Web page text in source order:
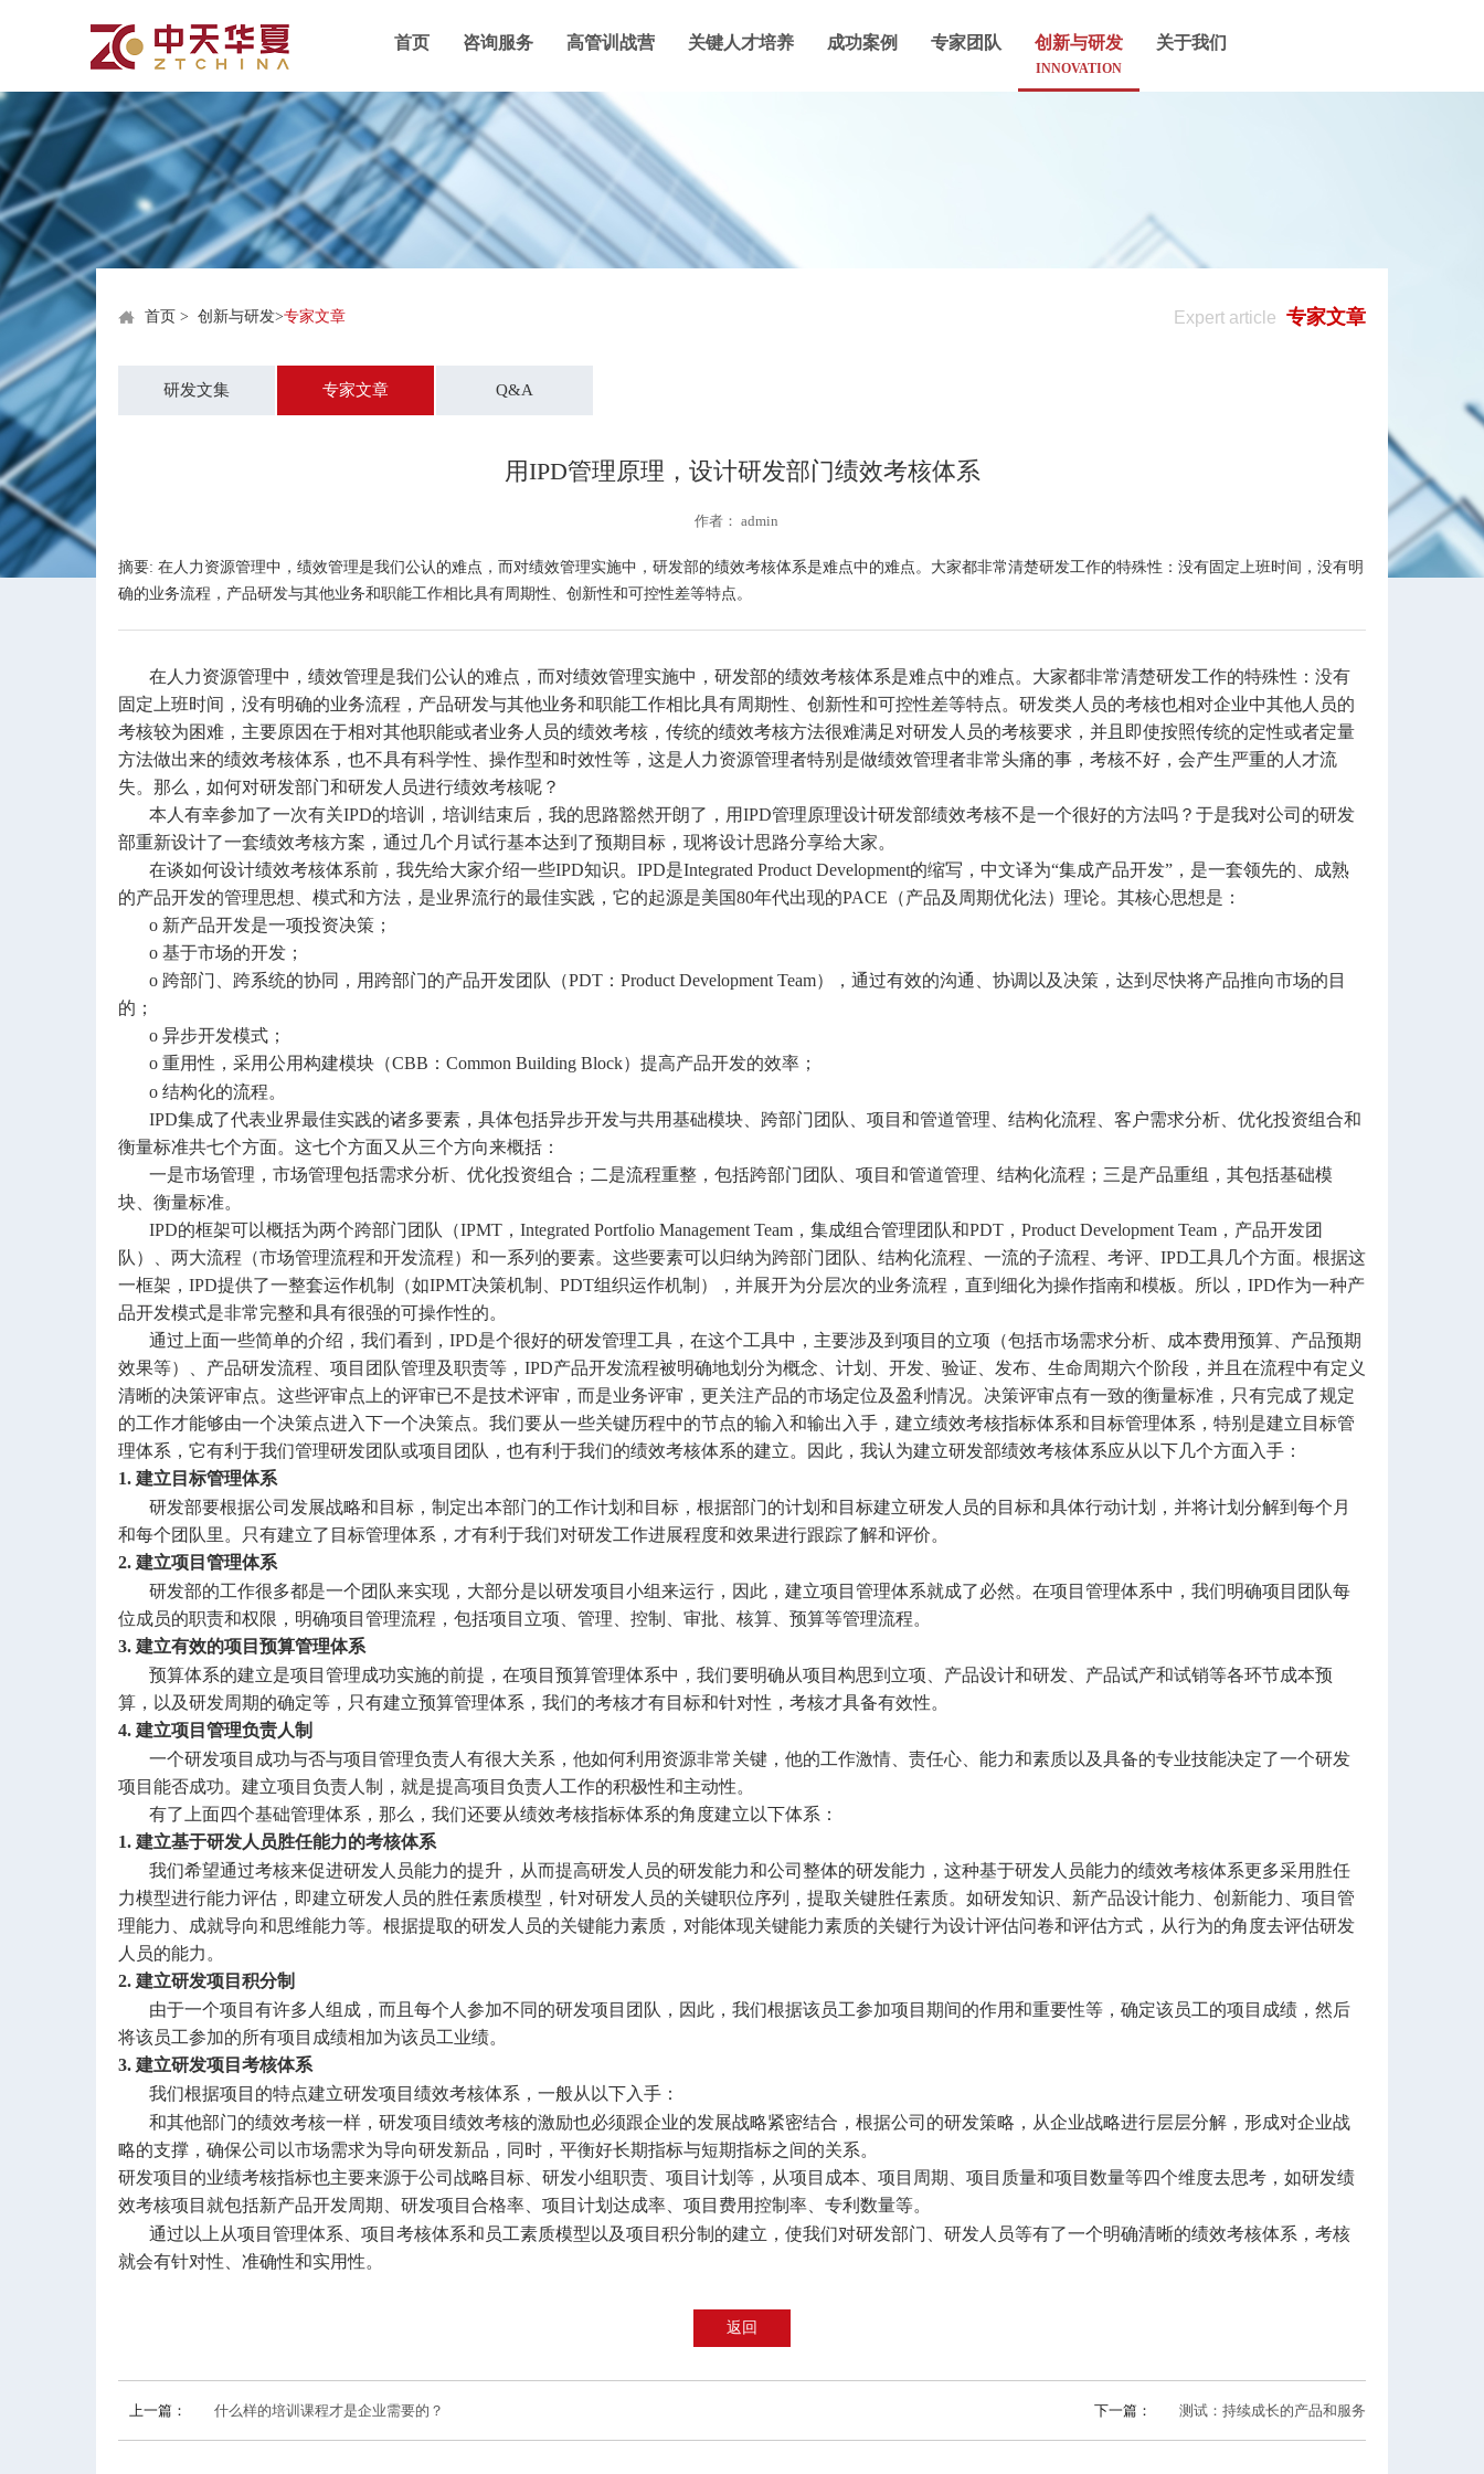
首页 咨询服务 高管训战营 关键人才培养 成功案例 专家团队 创新与研发
INNOVATION
关于我们
首页 > 创新与研发>专家文章 Expert article 专家文章
研发文集 专家文章 Q&A
用IPD管理原理，设计研发部门绩效考核体系
作者： admin
摘要: 在人力资源管理中，绩效管理是我们公认的难点，而对绩效管理实施中，研发部的绩效考核体系是难点中的难点。大家都非常清楚研发工作的特殊性：没有固定上班时间，没有明
确的业务流程，产品研发与其他业务和职能工作相比具有周期性、创新性和可控性差等特点。
在人力资源管理中，绩效管理是我们公认的难点，而对绩效管理实施中，研发部的绩效考核体系是难点中的难点。大家都非常清楚研发工作的特殊性：没有
固定上班时间，没有明确的业务流程，产品研发与其他业务和职能工作相比具有周期性、创新性和可控性差等特点。研发类人员的考核也相对企业中其他人员的
考核较为困难，主要原因在于相对其他职能或者业务人员的绩效考核，传统的绩效考核方法很难满足对研发人员的考核要求，并且即使按照传统的定性或者定量
方法做出来的绩效考核体系，也不具有科学性、操作型和时效性等，这是人力资源管理者特别是做绩效管理者非常头痛的事，考核不好，会产生严重的人才流
失。那么，如何对研发部门和研发人员进行绩效考核呢？
本人有幸参加了一次有关IPD的培训，培训结束后，我的思路豁然开朗了，用IPD管理原理设计研发部绩效考核不是一个很好的方法吗？于是我对公司的研发
部重新设计了一套绩效考核方案，通过几个月试行基本达到了预期目标，现将设计思路分享给大家。
在谈如何设计绩效考核体系前，我先给大家介绍一些IPD知识。IPD是Integrated Product Development的缩写，中文译为“集成产品开发”，是一套领先的、成熟
的产品开发的管理思想、模式和方法，是业界流行的最佳实践，它的起源是美国80年代出现的PACE（产品及周期优化法）理论。其核心思想是：
o 新产品开发是一项投资决策；
o 基于市场的开发；
o 跨部门、跨系统的协同，用跨部门的产品开发团队（PDT：Product Development Team），通过有效的沟通、协调以及决策，达到尽快将产品推向市场的目
的；
o 异步开发模式；
o 重用性，采用公用构建模块（CBB：Common Building Block）提高产品开发的效率；
o 结构化的流程。
IPD集成了代表业界最佳实践的诸多要素，具体包括异步开发与共用基础模块、跨部门团队、项目和管道管理、结构化流程、客户需求分析、优化投资组合和
衡量标准共七个方面。这七个方面又从三个方向来概括：
一是市场管理，市场管理包括需求分析、优化投资组合；二是流程重整，包括跨部门团队、项目和管道管理、结构化流程；三是产品重组，其包括基础模
块、衡量标准。
IPD的框架可以概括为两个跨部门团队（IPMT，Integrated Portfolio Management Team，集成组合管理团队和PDT，Product Development Team，产品开发团
队）、两大流程（市场管理流程和开发流程）和一系列的要素。这些要素可以归纳为跨部门团队、结构化流程、一流的子流程、考评、IPD工具几个方面。根据这
一框架，IPD提供了一整套运作机制（如IPMT决策机制、PDT组织运作机制），并展开为分层次的业务流程，直到细化为操作指南和模板。所以，IPD作为一种产
品开发模式是非常完整和具有很强的可操作性的。
通过上面一些简单的介绍，我们看到，IPD是个很好的研发管理工具，在这个工具中，主要涉及到项目的立项（包括市场需求分析、成本费用预算、产品预期
效果等）、产品研发流程、项目团队管理及职责等，IPD产品开发流程被明确地划分为概念、计划、开发、验证、发布、生命周期六个阶段，并且在流程中有定义
清晰的决策评审点。这些评审点上的评审已不是技术评审，而是业务评审，更关注产品的市场定位及盈利情况。决策评审点有一致的衡量标准，只有完成了规定
的工作才能够由一个决策点进入下一个决策点。我们要从一些关键历程中的节点的输入和输出入手，建立绩效考核指标体系和目标管理体系，特别是建立目标管
理体系，它有利于我们管理研发团队或项目团队，也有利于我们的绩效考核体系的建立。因此，我认为建立研发部绩效考核体系应从以下几个方面入手：
1. 建立目标管理体系
研发部要根据公司发展战略和目标，制定出本部门的工作计划和目标，根据部门的计划和目标建立研发人员的目标和具体行动计划，并将计划分解到每个月
和每个团队里。只有建立了目标管理体系，才有利于我们对研发工作进展程度和效果进行跟踪了解和评价。
2. 建立项目管理体系
研发部的工作很多都是一个团队来实现，大部分是以研发项目小组来运行，因此，建立项目管理体系就成了必然。在项目管理体系中，我们明确项目团队每
位成员的职责和权限，明确项目管理流程，包括项目立项、管理、控制、审批、核算、预算等管理流程。
3. 建立有效的项目预算管理体系
预算体系的建立是项目管理成功实施的前提，在项目预算管理体系中，我们要明确从项目构思到立项、产品设计和研发、产品试产和试销等各环节成本预
算，以及研发周期的确定等，只有建立预算管理体系，我们的考核才有目标和针对性，考核才具备有效性。
4. 建立项目管理负责人制
一个研发项目成功与否与项目管理负责人有很大关系，他如何利用资源非常关键，他的工作激情、责任心、能力和素质以及具备的专业技能决定了一个研发
项目能否成功。建立项目负责人制，就是提高项目负责人工作的积极性和主动性。
有了上面四个基础管理体系，那么，我们还要从绩效考核指标体系的角度建立以下体系：
1. 建立基于研发人员胜任能力的考核体系
我们希望通过考核来促进研发人员能力的提升，从而提高研发人员的研发能力和公司整体的研发能力，这种基于研发人员能力的绩效考核体系更多采用胜任
力模型进行能力评估，即建立研发人员的胜任素质模型，针对研发人员的关键职位序列，提取关键胜任素质。如研发知识、新产品设计能力、创新能力、项目管
理能力、成就导向和思维能力等。根据提取的研发人员的关键能力素质，对能体现关键能力素质的关键行为设计评估问卷和评估方式，从行为的角度去评估研发
人员的能力。
2. 建立研发项目积分制
由于一个项目有许多人组成，而且每个人参加不同的研发项目团队，因此，我们根据该员工参加项目期间的作用和重要性等，确定该员工的项目成绩，然后
将该员工参加的所有项目成绩相加为该员工业绩。
3. 建立研发项目考核体系
我们根据项目的特点建立研发项目绩效考核体系，一般从以下入手：
和其他部门的绩效考核一样，研发项目绩效考核的激励也必须跟企业的发展战略紧密结合，根据公司的研发策略，从企业战略进行层层分解，形成对企业战
略的支撑，确保公司以市场需求为导向研发新品，同时，平衡好长期指标与短期指标之间的关系。
研发项目的业绩考核指标也主要来源于公司战略目标、研发小组职责、项目计划等，从项目成本、项目周期、项目质量和项目数量等四个维度去思考，如研发绩
效考核项目就包括新产品开发周期、研发项目合格率、项目计划达成率、项目费用控制率、专利数量等。
通过以上从项目管理体系、项目考核体系和员工素质模型以及项目积分制的建立，使我们对研发部门、研发人员等有了一个明确清晰的绩效考核体系，考核
就会有针对性、准确性和实用性。
返回
上一篇： 什么样的培训课程才是企业需要的？ 下一篇： 测试：持续成长的产品和服务